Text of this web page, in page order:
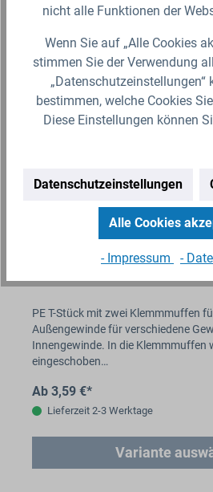
PE T-Stück Klemmverbindung
PE T-Stück mit zwei Klemmmuffen
Außengewinde für verschiedene
Innengewinde. In die Klemmmuffen
eingeschoben…
Ab 3,59 €*
Lieferzeit 2-3 Werktage
Variante
nicht alle Funktionen der
Wenn Sie auf „Alle Cookies
stimmen Sie der Verwendung
„Datenschutzeinstellungen“
bestimmen, welche Cookies
Diese Einstellungen können
Datenschutzeinstellungen
Alle Cookies
- Impressum -